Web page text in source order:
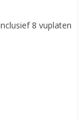
8 vuplaten